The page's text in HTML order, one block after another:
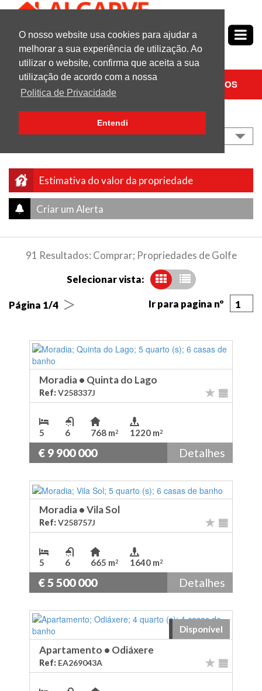
O nosso website usa cookies para ajudar a
melhorar a sua experiência de utilização. Ao
utilizar o website, confirma que aceita a sua
utilização de acordo com a nossa
Politica de Privacidade
Entendi
Nº1emPropriedades no Algarve
PESQUISAR CONTACTE-NOS
EURO Preço Descendente
Estimativa do valor da propriedade
Criar um Alerta
91 Resultados: Comprar; Propriedades de Golfe
Selecionar vista:
Página 1/4 > Ir para pagina nº 1
Moradia• Quinta do Lago
Ref:V258337J
5 6 768 m2 1220 m2
€ 9 900 000 Detalhes
Moradia•Vila Sol
Ref:V258757J
5 6 665 m2 1640 m2
€ 5 500 000 Detalhes
Disponível
Apartamento • Odiáxere
Ref: EA269043A